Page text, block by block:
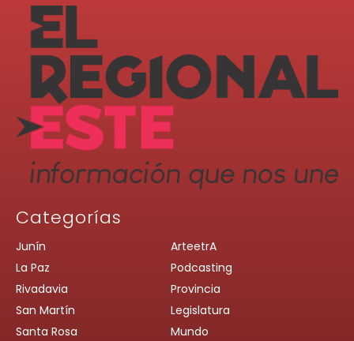
Categorías
Junín
La Paz
Rivadavia
San Martín
Santa Rosa
ArteetrA
Podcasting
Provincia
Legislatura
Mundo